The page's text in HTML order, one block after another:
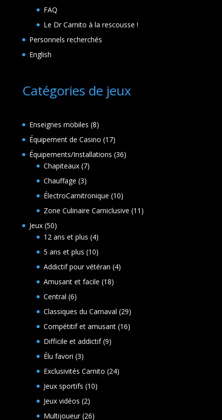
FAQ
Le Dr Carnito à la rescousse !
Personnels recherchés
English
Catégories de jeux
Enseignes mobiles 88
produits
Équipement de Casino 1717
produits
Équipements/Installations 3636
Chapiteaux 77
Chauffage 33
produits
ÉlectroCarnitronique 1010
produits
Zone Culinaire Carniclusive 11 11
Jeux 5050
produits
12 ans et plus 44
produits
5 ans et plus 1010
produits
Addictif pour vétéran 44
Amusant et facile 1818
Central 66
produits
Classiques du Carnaval 2929
produits
Compétitif et amusant 1616
Difficile et addictif 99
Élu favori 33
produits
Exclusivités Carnito 2424
Jeux sportifs 1010
Jeux vidéos 22
produits
Multijoueur 2626